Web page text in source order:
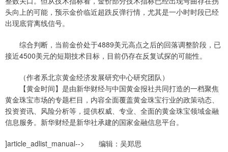
头向上的可能，预示金价临近超跌反弹行情，尤其是一小时时段已经
出现底背离线信号。
综合判断，当前金价处于4889美元高点之后的回落调整阶段，已
接近4500美元的短期技术目标，目前仍存在反复试探的可能性。
（作者系北京黄金经济发展研究中心研究团队）
【黄金时间】是由新华财经与中国黄金报社共同打造的一档聚焦
黄金珠宝市场的专题栏目，内容全面覆盖黄金珠宝行业的政策动态、
投资资讯、风险分析等，提供权威、专业、全面的黄金珠宝领域金融
信息服务。新华财经是新华社承建的国家金融信息平台。
]article_adlist_manual--> 编辑：吴郑思